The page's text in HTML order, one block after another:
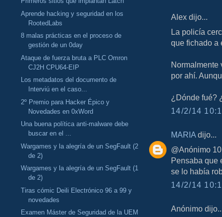
Aprende hacking y seguridad en los
RootedLabs
8 malas prácticas en el proceso de
gestión de un 0day
Ataque de fuerza bruta a PLC Omron
CJ2H CPU64-EIP
Los metadatos del documento de
Interviú en el caso...
2º Premio para Hacker Épico y
Novedades en 0xWord
Una buena política anti-malware debe
buscar en el ...
Wargames y la alegría de un SegFault (2
de 2)
Wargames y la alegría de un SegFault (1
de 2)
Tiras cómic Deili Electrónico 96 a 99 y
novedades
Examen Máster de Seguridad de la UEM
Alex dijo...
La policía
que fichado a
Normalmente
por ahí.
¿Dónde fué?
14/2/14
MARIA dijo...
@Anónimo
Pensaba que
se lo había
14/2/14
Anónimo